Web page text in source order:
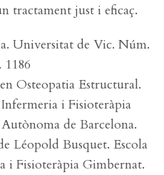
tractament just i eficaç.
Universitat de Vic. Núm.
Osteopatia Estructural.
i Fisioteràpia
de Barcelona.
Léopold Busquet. Escola
i Fisioteràpia Gimbernat.